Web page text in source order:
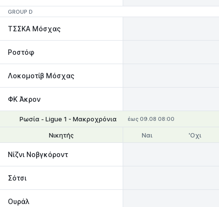
GROUP D
ΤΣΣΚΑ Μόσχας
Ροστόφ
Λοκομοτίβ Μόσχας
ΦΚ Άκρον
Ρωσία - Ligue 1 - Μακροχρόνια έως 09.08 08:00
Νικητής Θέσεις 1-2
Ναι 'Οχι
Νίζνι Νοβγκόροντ
Σότσι
Ουράλ